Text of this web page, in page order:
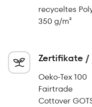
recyceltes
350 g/m²
Zertifikate
Oeko-Tex 100
Fairtrade
Cottover